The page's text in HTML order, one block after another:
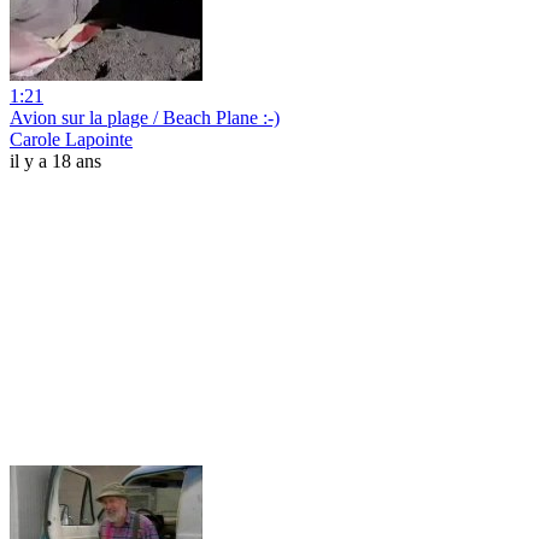
1:21
Avion sur la plage / Beach Plane :-)
Carole Lapointe
il y a 18 ans